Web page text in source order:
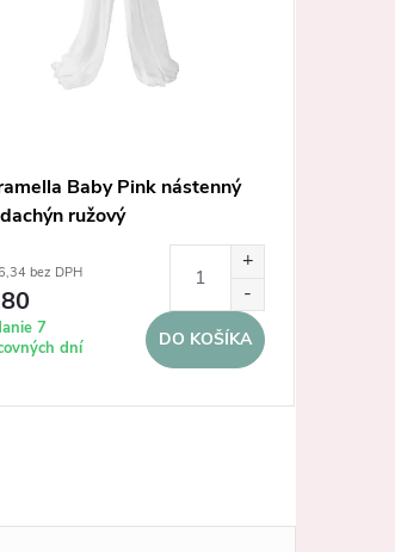
Baby Pink nástenný
ružový
bez DPH
7
dní
DO KOŠÍKA